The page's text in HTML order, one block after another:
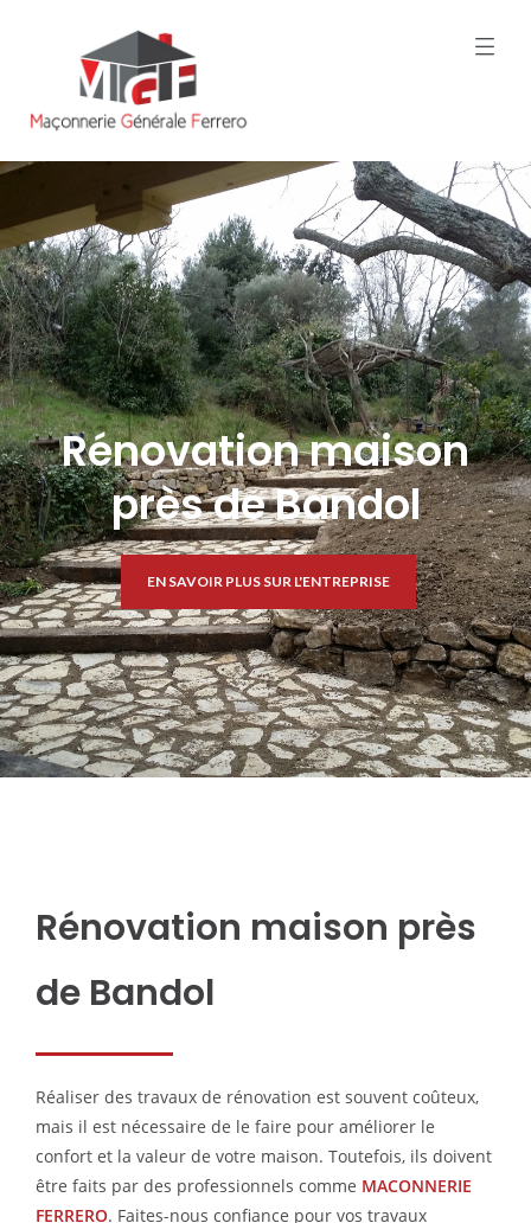
Rénovation maison
près de Bandol
EN SAVOIR PLUS SUR L'ENTREPRISE
Rénovation maison près
de Bandol
Réaliser des travaux de rénovation est souvent coûteux,
mais il est nécessaire de le faire pour améliorer le
confort et la valeur de votre maison. Toutefois, ils doivent
être faits par des professionnels comme MACONNERIE
FERRERO. Faites-nous confiance pour vos travaux